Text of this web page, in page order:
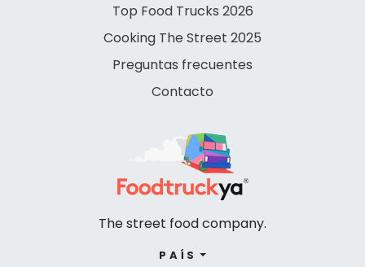
Top Food Trucks 2026
Cooking The Street 2025
Preguntas frecuentes
Contacto
The street food company.
PAÍS